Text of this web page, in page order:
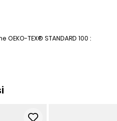
TEX® STANDARD 100 :